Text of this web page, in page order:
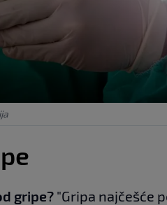
gripe? "Gripa najčešće